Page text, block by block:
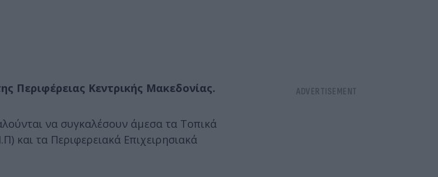
Περιφέρειας Κεντρικής Μακεδονίας.
να συγκαλέσουν άμεσα τα Τοπικά
και τα Περιφερειακά Επιχειρησιακά